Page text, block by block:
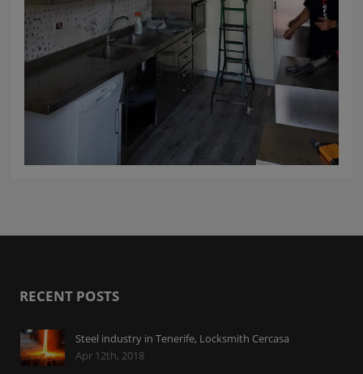
RECENT POSTS
Steel industry in Tenerife, Locksmith Cercasa
Apr 12th, 2018